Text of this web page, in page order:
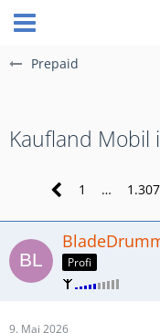
Prepaid
Kaufland Mobil
1 … 1.307
Profi
9. Mai 2026